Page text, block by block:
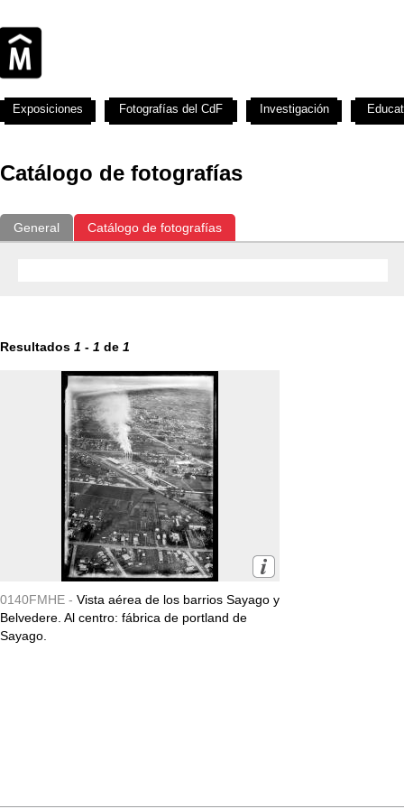
Catálogo de fotografías
General Catálogo de fotografías
Resultados 1 - 1 de 1
0140FMHE - Vista aérea de los barrios Sayago y
Belvedere. Al centro: fábrica de portland de
Sayago.
Exposiciones Fotografías del CdF Investigación